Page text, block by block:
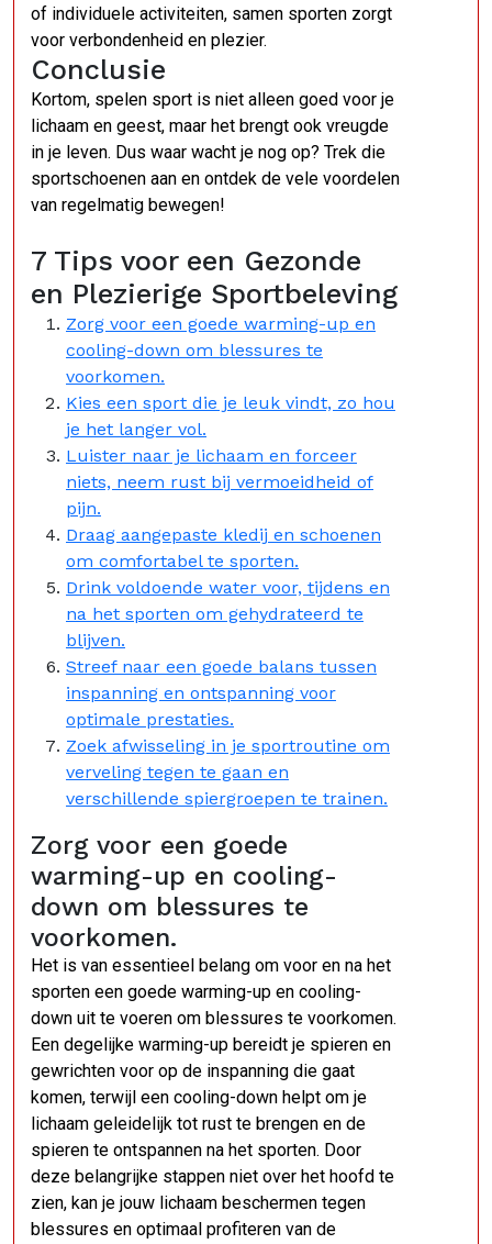
of individuele activiteiten, samen sporten zorgt
voor verbondenheid en plezier.
Conclusie
Kortom, spelen sport is niet alleen goed voor je
lichaam en geest, maar het brengt ook vreugde
in je leven. Dus waar wacht je nog op? Trek die
sportschoenen aan en ontdek de vele voordelen
van regelmatig bewegen!
7 Tips voor een Gezonde
en Plezierige Sportbeleving
Zorg voor een goede warming-up en
cooling-down om blessures te
voorkomen.
Kies een sport die je leuk vindt, zo hou
je het langer vol.
Luister naar je lichaam en forceer
niets, neem rust bij vermoeidheid of
pijn.
Draag aangepaste kledij en schoenen
om comfortabel te sporten.
Drink voldoende water voor, tijdens en
na het sporten om gehydrateerd te
blijven.
Streef naar een goede balans tussen
inspanning en ontspanning voor
optimale prestaties.
Zoek afwisseling in je sportroutine om
verveling tegen te gaan en
verschillende spiergroepen te trainen.
Zorg voor een goede
warming-up en cooling-
down om blessures te
voorkomen.
Het is van essentieel belang om voor en na het
sporten een goede warming-up en cooling-
down uit te voeren om blessures te voorkomen.
Een degelijke warming-up bereidt je spieren en
gewrichten voor op de inspanning die gaat
komen, terwijl een cooling-down helpt om je
lichaam geleidelijk tot rust te brengen en de
spieren te ontspannen na het sporten. Door
deze belangrijke stappen niet over het hoofd te
zien, kan je jouw lichaam beschermen tegen
blessures en optimaal profiteren van de